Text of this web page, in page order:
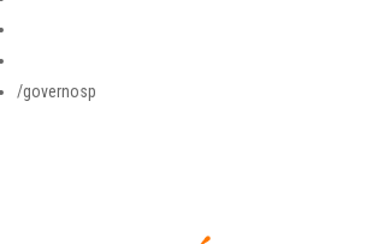
/governosp